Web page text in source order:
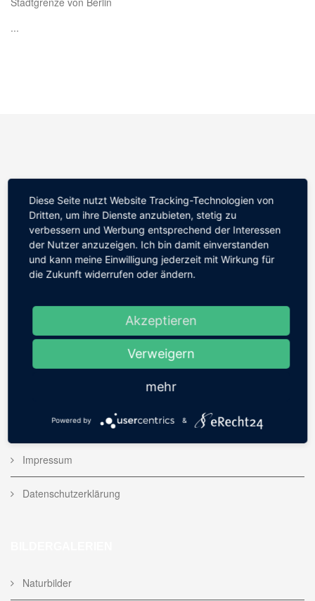
...
WEBSITE
Home
Kontakt
Impressum
Datenschutzerklärung
Naturbilder
Diese Seite nutzt Website Tracking-Technologien von
Dritten, um ihre Dienste anzubieten, stetig zu
verbessern und Werbung entsprechend der Interessen
der Nutzer anzuzeigen. Ich bin damit einverstanden
und kann meine Einwilligung jederzeit mit Wirkung für
die Zukunft widerrufen oder ändern.
Akzeptieren
Verweigern
mehr
Powered by &